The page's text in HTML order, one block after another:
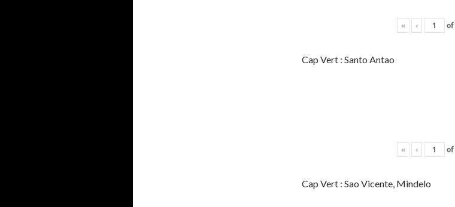
« ‹ of
Cap Vert : Santo Antao
« ‹ of
Cap Vert : Sao Vicente, Mindelo